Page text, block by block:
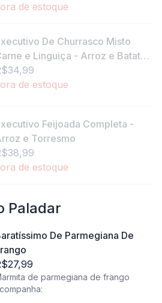
de estoque
De Churrasco Misto
e Linguiça - Arroz e Batata
de estoque
Feijoada Completa -
e Torresmo
de estoque
Paladar
De Parmegiana De
de parmegiana de frango